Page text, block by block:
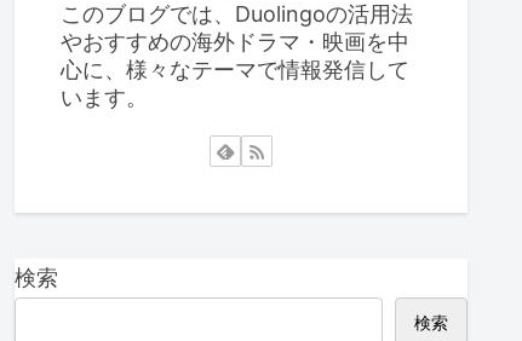
このブログでは、Duolingoの活用法
やおすすめの海外ドラマ・映画を中
心に、様々なテーマで情報発信して
います。
検索
検索